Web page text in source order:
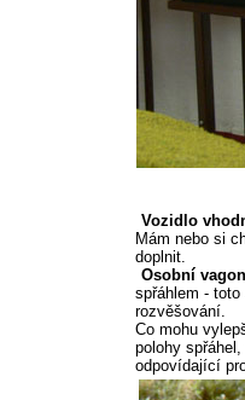
Vozidlo
Mám nebo si
doplnit.
Osobní vagon
spřáhlem -
rozvěšování.
Co mohu
polohy
odpovídající